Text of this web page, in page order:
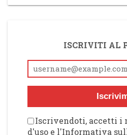
ISCRIVITI AL
Iscrivendoti, accetti i
d'uso e l'Informativa